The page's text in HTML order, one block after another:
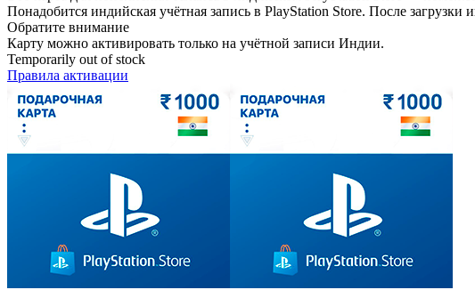
Понадобится индийская учётная запись в PlayStation Store. После
Обратите внимание
Карту можно активировать только на учётной записи Индии.
Temporarily out of stock
Правила активации